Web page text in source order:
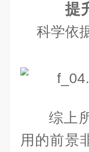
提
科学依
综上
用的前景